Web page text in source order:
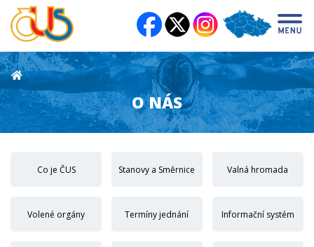
O NÁS
Co je ČUS Stanovy a Směrnice Valná hromada
Volené orgány Termíny jednání Informační systém